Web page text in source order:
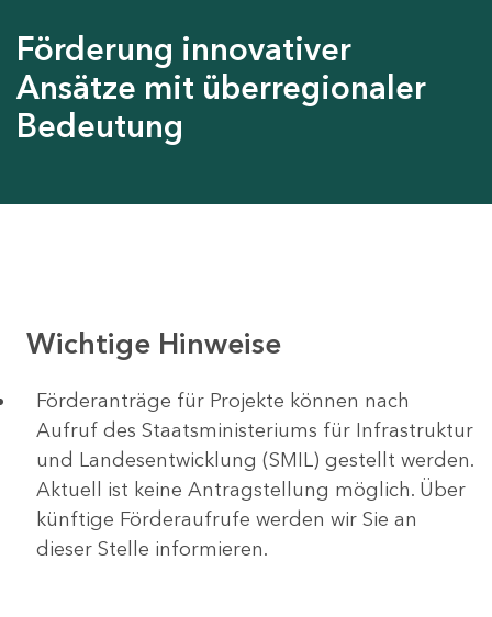
Förderung innovativer
Ansätze mit überregionaler
Bedeutung
Wichtige Hinweise
Förderanträge für Projekte können nach
Aufruf des Staatsministeriums für Infrastruktur
und Landesentwicklung (SMIL) gestellt werden.
Aktuell ist keine Antragstellung möglich. Über
künftige Förderaufrufe werden wir Sie an
dieser Stelle informieren.